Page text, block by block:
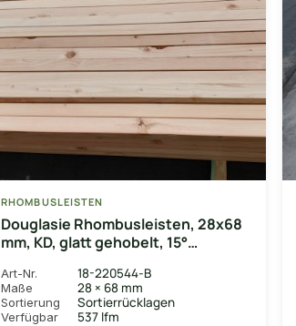
RHOMBUSLEISTEN
Douglasie Rhombusleisten, 28x68
mm, KD, glatt gehobelt, 15°
Art-Nr. 18-220544-B
Maße 28 × 68 mm
Sortierung Sortierrücklagen
Verfügbar 537 lfm